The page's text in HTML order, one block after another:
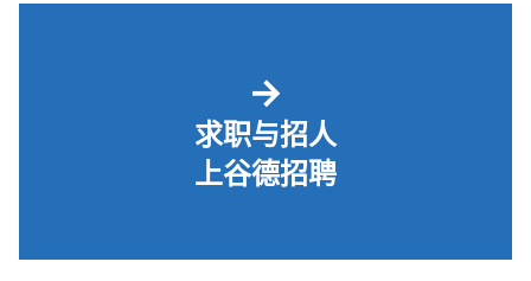
→
求职与招人
上谷德招聘